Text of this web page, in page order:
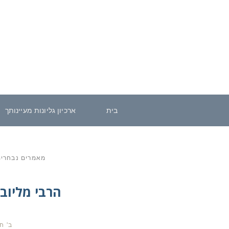
בית ארכיון גליונות מעיינותך
מאמרים
הרבי
ב'